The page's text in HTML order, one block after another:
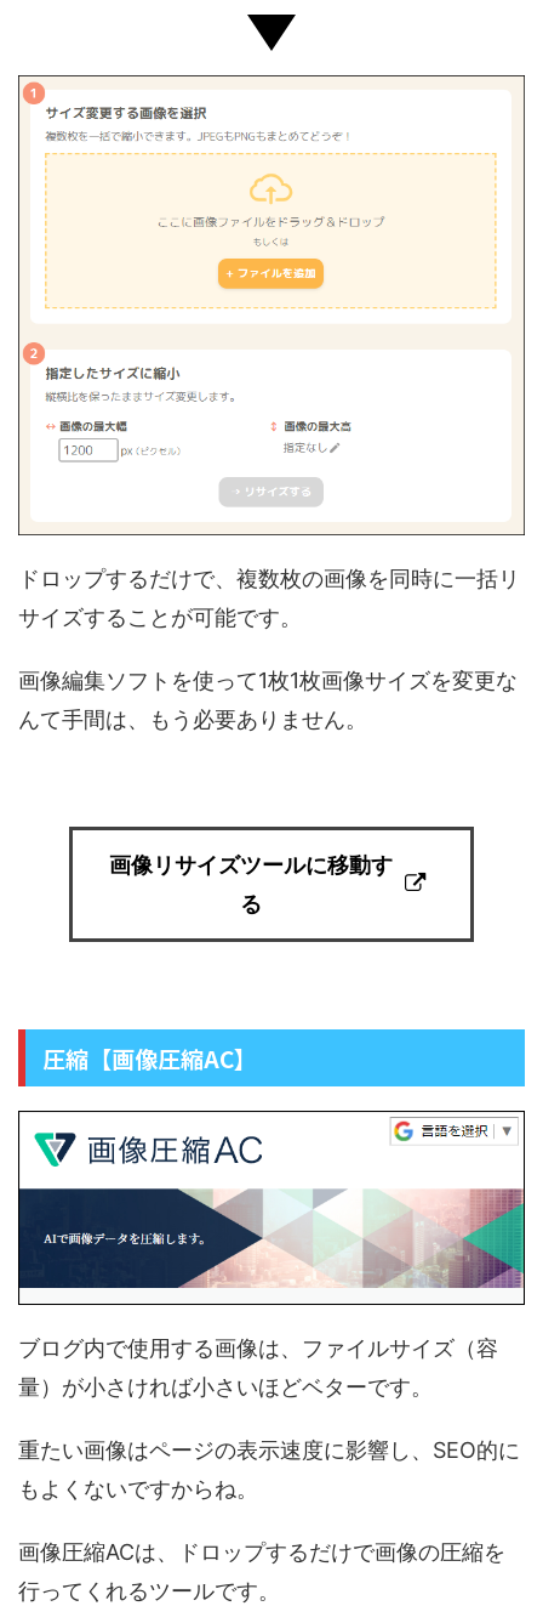
ドロップするだけで、複数枚の画像を同時に一括リ
サイズすることが可能です。
画像編集ソフトを使って1枚1枚画像サイズを変更な
んて手間は、もう必要ありません。
画像リサイズツールに移動す
る
圧縮【画像圧縮AC】
ブログ内で使用する画像は、ファイルサイズ（容
量）が小さければ小さいほどベターです。
重たい画像はページの表示速度に影響し、SEO的に
もよくないですからね。
画像圧縮ACは、ドロップするだけで画像の圧縮を
行ってくれるツールです。